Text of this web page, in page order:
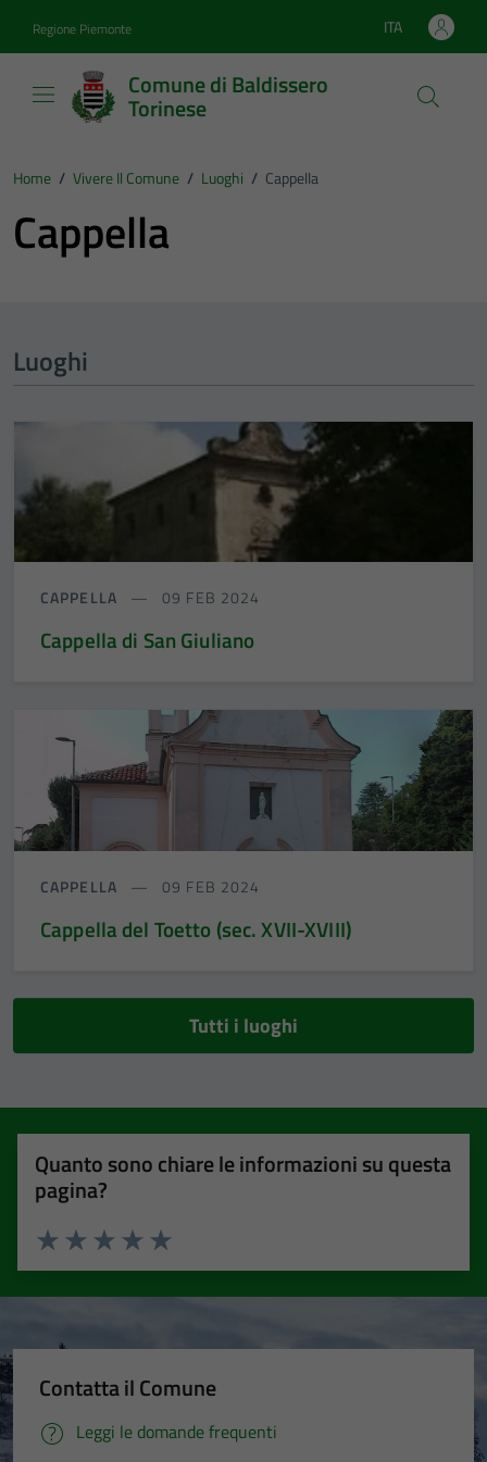
Regione Piemonte Lingua attiva:
ITA
Comune di Baldissero
Torinese
Home / Vivere Il Comune / Luoghi / Cappella
Cappella
Luoghi
CAPPELLA 09 FEB 2024
Cappella di San Giuliano
CAPPELLA 09 FEB 2024
Cappella del Toetto (sec. XVII-XVIII)
Tutti i luoghi
Quanto sono chiare le informazioni su questa
pagina?
Valuta 5 stelle su 5
Valuta 4 stelle su 5
Valuta 3 stelle su 5
Valuta 2 stelle su 5
Valuta 1 stelle su 5
Contatta il Comune
Leggi le domande frequenti